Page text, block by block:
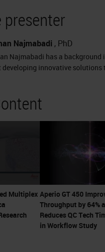
The key
They correlate
performance
engineering
them in the
that will be
tube lens,
and finally,
with objective and its
of imaging optics
Najmabadi , PhD
Najmabadi has a
developing innovative solutions
Multiplex Aperio GT 450
Throughput by 64%
Reduces QC Tech
in Workflow Study